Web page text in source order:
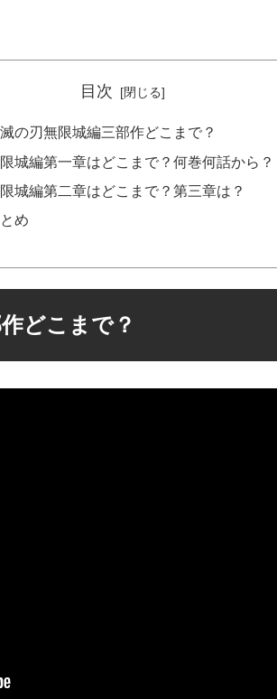
目次
の刃無限城編三部作どこまで？
城編第一章はどこまで？何巻何話から？
城編第二章はどこまで？第三章は？
め
どこまで？